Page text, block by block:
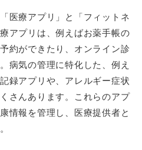
医療アプリ」と「フィットネ
アプリは、例えばお薬手帳の
約ができたり、オンライン診
病気の管理に特化した、例え
録アプリや、アレルギー症状
さんあります。これらのアプ
情報を管理し、医療提供者と